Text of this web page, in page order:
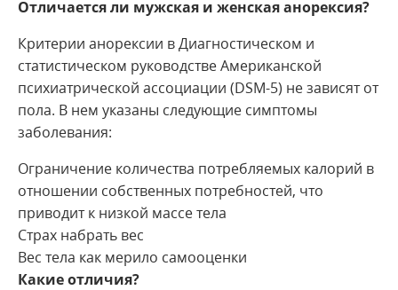
Отличается ли мужская и женская анорексия?
Критерии анорексии в Диагностическом и
статистическом руководстве Американской
психиатрической ассоциации (DSM-5) не зависят от
пола. В нем указаны следующие симптомы
заболевания:
Ограничение количества потребляемых калорий в
отношении собственных потребностей, что
приводит к низкой массе тела
Страх набрать вес
Вес тела как мерило самооценки
Какие отличия?